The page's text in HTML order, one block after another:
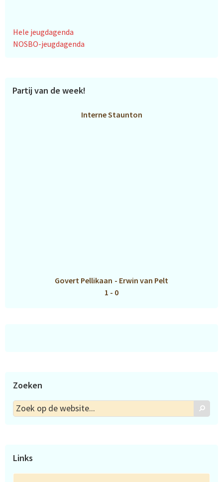
Hele jeugdagenda
NOSBO-jeugdagenda
Partij van de week!
Interne Staunton
Govert Pellikaan - Erwin van Pelt
1 - 0
Zoeken
Zoek
op
Zoek
Links